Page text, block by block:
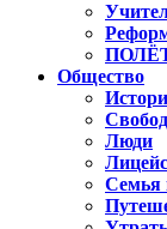
ПОЛЁТ
Общество
Люди
Семья